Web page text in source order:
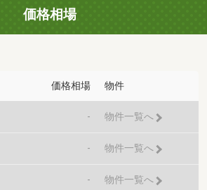
価格相場
価格相場 物件
- 物件一覧へ
- 物件一覧へ
- 物件一覧へ